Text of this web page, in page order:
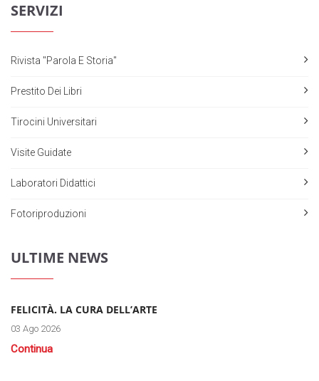
SERVIZI
Rivista "Parola E Storia"
Prestito Dei Libri
Tirocini Universitari
Visite Guidate
Laboratori Didattici
Fotoriproduzioni
ULTIME NEWS
FELICITÀ. LA CURA DELL’ARTE
03 Ago 2026
Continua